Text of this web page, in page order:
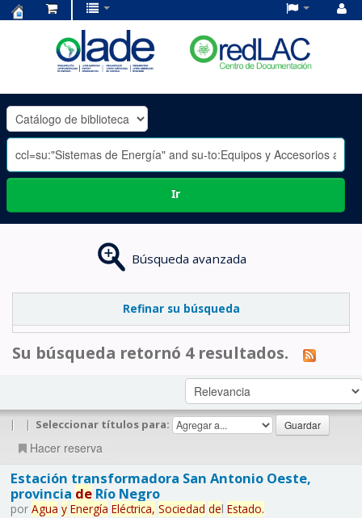
OLADE
-
Ir
Búsqueda avanzada
Refinar su búsqueda
Su búsqueda retornó 4 resultados.
| | Seleccionar títulos para:
Hacer reserva
Estación transformadora San Antonio Oeste,
provincia deRío Negro
por Agua y Energía Eléctrica, Sociedad del Estado.